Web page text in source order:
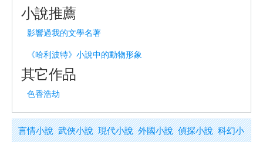
小說推薦
影響過我的文學名著
《哈利波特》小說中的動物形象
其它作品
色香浩劫
言情小說 武俠小說 現代小說 外國小說 偵探小說 科幻小